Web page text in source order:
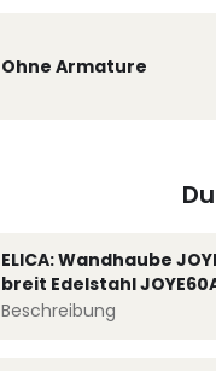
Ohne Armature
ELICA: Wandhaube
breit Edelstahl
Beschreibung